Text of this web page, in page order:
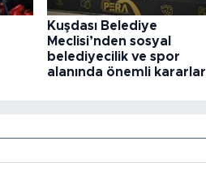
Kuşdası Belediye
Meclisi’nden sosyal
belediyecilik ve spor
alanında önemli kararlar